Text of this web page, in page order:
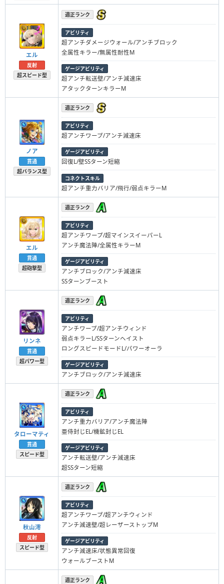
エル
反射
超スピード型
適正ランク
アビリティ
超アンチダメージウォール/アンチブロック
全属性キラー/無属性耐性M
ゲージアビリティ
超アンチ転送壁/アンチ減速床
アタックターンキラーM
ノア
貫通
超バランス型
適正ランク
アビリティ
超アンチワープ/アンチ減速床
ゲージアビリティ
回復L/壁SSターン短縮
コネクトスキル
超アンチ重力バリア/飛行/弱点キラーM
エル
貫通
超砲撃型
適正ランク
アビリティ
超アンチワープ/超マインスイーパーL
アンチ魔法陣/全属性キラーM
ゲージアビリティ
アンチブロック/アンチ減速床
SSターンブースト
リンネ
貫通
超パワー型
適正ランク
アビリティ
アンチワープ/超アンチウィンド
弱点キラーL/SSターンヘイスト
ロングスピードモードL/パワーオーラ
ゲージアビリティ
アンチブロック/アンチ減速床
タローマティ
貫通
スピード型
適正ランク
アビリティ
アンチ重力バリア/アンチ魔法陣
亜侍封じEL/機鉱封じEL
ゲージアビリティ
アンチ転送壁/アンチ減速床
超SSターン短縮
秋山澪
反射
スピード型
適正ランク
アビリティ
超アンチワープ/超アンチウィンド
アンチ減速壁/超レーザーストップM
ゲージアビリティ
アンチ減速床/状態異常回復
ウォールブーストM
適正ランク